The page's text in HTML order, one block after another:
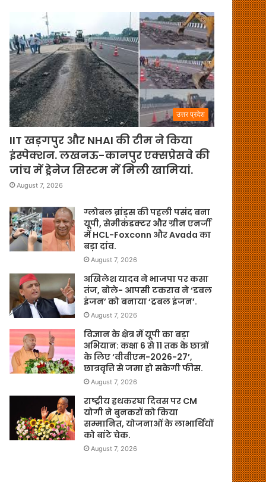
उत्तर प्रदेश
IIT खड़गपुर और NHAI की टीम ने किया
इंस्पेक्शन. लखनऊ-कानपुर एक्सप्रेसवे की
जांच में ड्रेनेज सिस्टम में मिली खामियां.
August 7, 2026
ग्लोबल ब्रांड्स की पहली पसंद बना
यूपी, सेमीकंडक्टर और ग्रीन एनर्जी
में HCL-Foxconn और Avada का
बड़ा दांव.
August 7, 2026
अखिलेश यादव ने भाजपा पर कसा
तंज, बोले- आपसी टकराव ने ‘डबल
इंजन’ को बनाया ‘ट्रबल इंजन’.
August 7, 2026
विज्ञान के क्षेत्र में यूपी का बड़ा
अभियान: कक्षा 6 से 11 तक के छात्रों
के लिए ‘वीवीएम-2026-27’,
छात्रवृत्ति से जमा हो सकेगी फीस.
August 7, 2026
राष्ट्रीय हथकरघा दिवस पर CM
योगी ने बुनकरों को किया
सम्मानित, योजनाओं के लाभार्थियों
को बांटे चेक.
August 7, 2026